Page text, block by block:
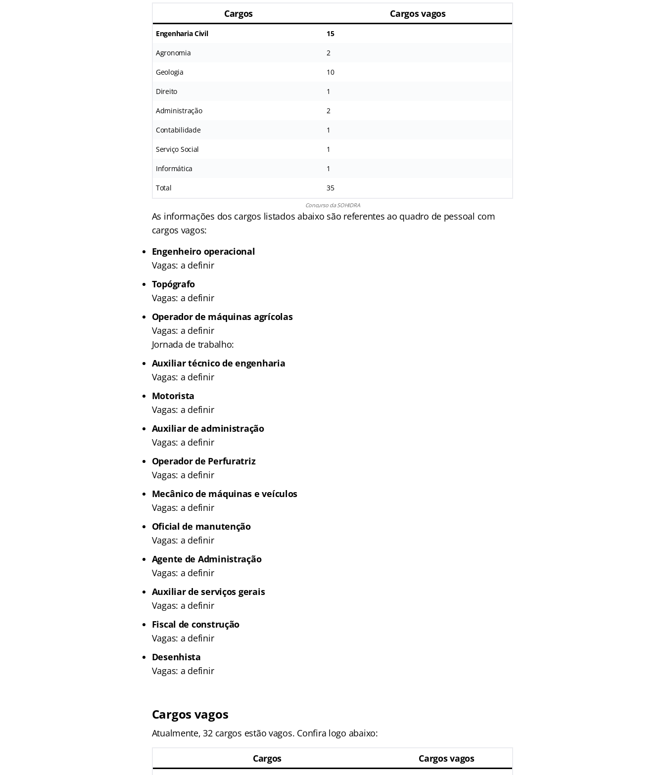
Cargos Cargos vagos
Engenharia Civil 15
Agronomia 2
Geologia 10
Direito 1
Administração 2
Contabilidade 1
Serviço Social 1
Informática 1
Total 35
Concurso da SOHIDRA
As informações dos cargos listados abaixo são referentes ao quadro de pessoal com
cargos vagos:
Engenheiro operacional
Vagas: a definir
Topógrafo
Vagas: a definir
Operador de máquinas agrícolas
Vagas: a definir
Jornada de trabalho:
Auxiliar técnico de engenharia
Vagas: a definir
Motorista
Vagas: a definir
Auxiliar de administração
Vagas: a definir
Operador de Perfuratriz
Vagas: a definir
Mecânico de máquinas e veículos
Vagas: a definir
Oficial de manutenção
Vagas: a definir
Agente de Administração
Vagas: a definir
Auxiliar de serviços gerais
Vagas: a definir
Fiscal de construção
Vagas: a definir
Desenhista
Vagas: a definir
Cargos vagos
Atualmente, 32 cargos estão vagos. Confira logo abaixo:
Cargos Cargos vagos